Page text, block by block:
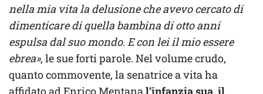
nella mia vita la delusione che avevo cercato di
dimenticare di quella bambina di otto anni
espulsa dal suo mondo. E con lei il mio essere
ebrea», le sue forti parole. Nel volume crudo,
quanto commovente, la senatrice a vita ha
affidato ad Enrico Mentana l’infanzia sua, il